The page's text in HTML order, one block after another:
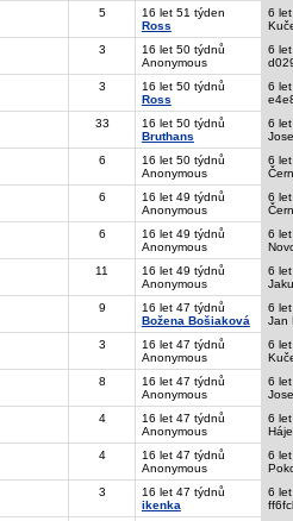
5
16 let 51 týden
Ross
6
3
16 let 50 týdnů
Anonymous
6
3
16 let 50 týdnů
Ross
6
33
16 let 50 týdnů
Bruthans
6
6
16 let 50 týdnů
Anonymous
6
6
16 let 49 týdnů
Anonymous
6
6
16 let 49 týdnů
Anonymous
6
11
16 let 49 týdnů
Anonymous
6
9
16 let 47 týdnů
Božena Bošiaková
6
Jan
3
16 let 47 týdnů
Anonymous
6
8
16 let 47 týdnů
Anonymous
6
4
16 let 47 týdnů
Anonymous
6
4
16 let 47 týdnů
Anonymous
6
3
16 let 47 týdnů
ikenka
6